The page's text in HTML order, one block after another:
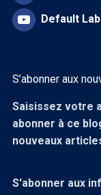
Default
S’abonner aux
Saisissez votre
abonner à ce
nouveaux
S'abonner aux